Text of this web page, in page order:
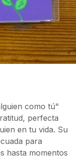
como tú"
perfecta
en tu vida. Su
para
hasta momentos